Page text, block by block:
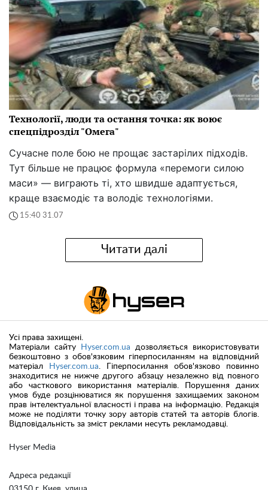
Технології, люди та остання точка: як воює
спецпідрозділ "Омега"
Сучасне поле бою не прощає застарілих підходів.
Тут більше не працює формула «перемоги силою
маси» — виграють ті, хто швидше адаптується,
краще взаємодіє та володіє технологіями.
15:40 31.07
Читати далі
Hyser Media
Адреса редакції
Усі права захищені.
Матеріали сайту
Hyser.com.ua дозволяється використовувати
безкоштовно з обов'язковим гіперпосиланням на відповідний
матеріал
Hyser.com.ua. Гіперпосилання обов'язково повинно
знаходитися не нижче другого абзацу незалежно від повного
або часткового використання матеріалів. Порушення даних
умов буде розцінюватися як порушення захищаемих законом
прав інтелектуальної власності і права на інформацію. Редакція
може не поділяти точку зору авторів статей та авторів блогів.
Відповідальність за зміст реклами несуть рекламодавці.